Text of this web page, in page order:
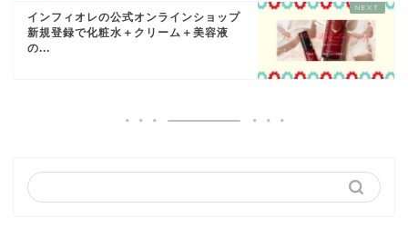
インフィオレの公式オンラインショップ
新規登録で化粧水＋クリーム＋美容液
の...